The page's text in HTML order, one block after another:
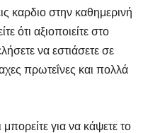
καρδιο στην καθημερινή
ότι αξιοποιείτε στο
να εστιάσετε σε
πρωτεΐνες και πολλά
για να κάψετε το